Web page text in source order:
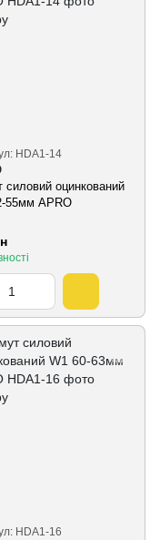
HDA1-14
силовий оцинкований
55мм APRO
HDA1-16